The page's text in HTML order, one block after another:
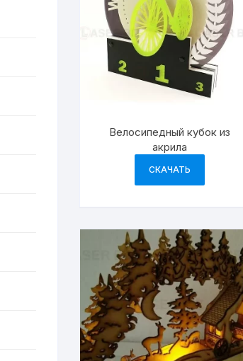
Велосипедный кубок из
акрила
СКАЧАТЬ